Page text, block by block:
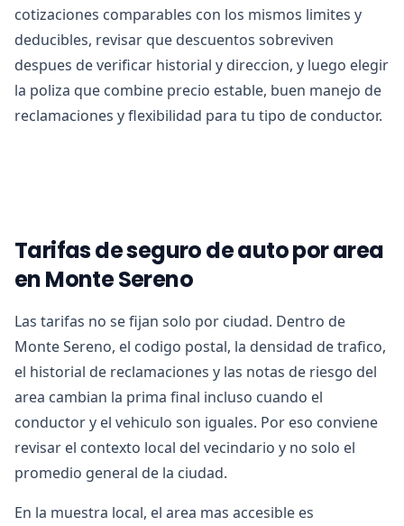
cotizaciones comparables con los mismos limites y
deducibles, revisar que descuentos sobreviven
despues de verificar historial y direccion, y luego elegir
la poliza que combine precio estable, buen manejo de
reclamaciones y flexibilidad para tu tipo de conductor.
Tarifas de seguro de auto por area
en Monte Sereno
Las tarifas no se fijan solo por ciudad. Dentro de
Monte Sereno, el codigo postal, la densidad de trafico,
el historial de reclamaciones y las notas de riesgo del
area cambian la prima final incluso cuando el
conductor y el vehiculo son iguales. Por eso conviene
revisar el contexto local del vecindario y no solo el
promedio general de la ciudad.
En la muestra local, el area mas accesible es